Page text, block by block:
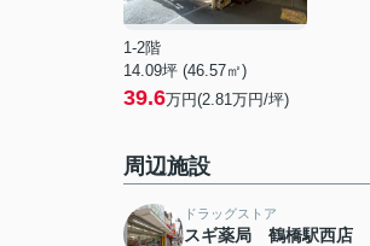
1-2階
14.09坪 (46.57㎡)
39.6万円(2.81万円/坪)
周辺施設
ドラッグストア
スギ薬局 鶴橋駅西店